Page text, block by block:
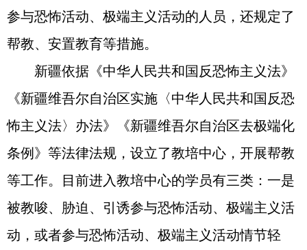
参与恐怖活动、极端主义活动的人员，还规定了
帮教、安置教育等措施。
新疆依据《中华人民共和国反恐怖主义法》
《新疆维吾尔自治区实施〈中华人民共和国反恐
怖主义法〉办法》《新疆维吾尔自治区去极端化
条例》等法律法规，设立了教培中心，开展帮教
等工作。目前进入教培中心的学员有三类：一是
被教唆、胁迫、引诱参与恐怖活动、极端主义活
动，或者参与恐怖活动、极端主义活动情节轻